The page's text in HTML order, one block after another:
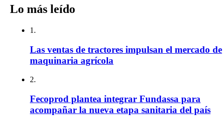
Lo más leído
1.
Las ventas de tractores impulsan el mercado de
maquinaria agrícola
2.
Fecoprod plantea integrar Fundassa para
acompañar la nueva etapa sanitaria del país